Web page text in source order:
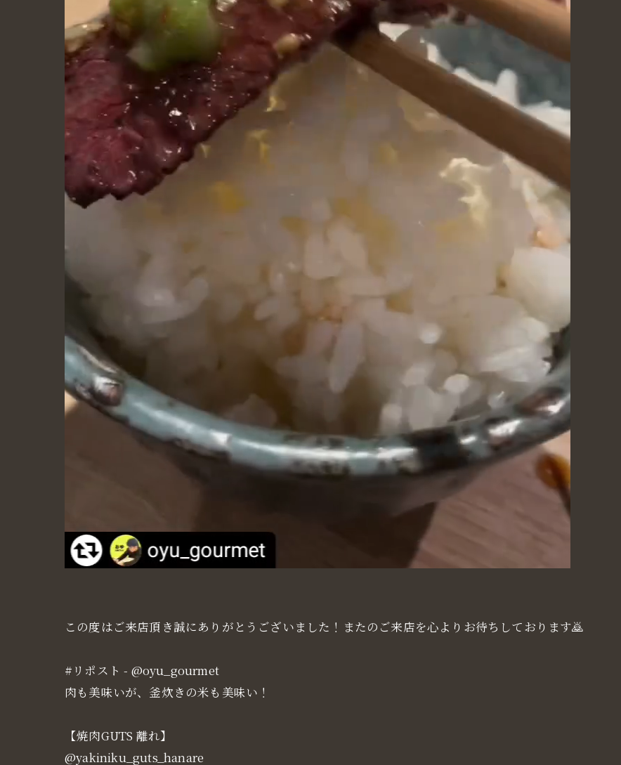
この度はご来店頂き誠にありがとうございました！またのご来店を心よりお待ちしております🙇
#リポスト - @oyu_gourmet
肉も美味いが、釜炊きの米も美味い！
【焼肉GUTS 離れ】
@yakiniku_guts_hanare